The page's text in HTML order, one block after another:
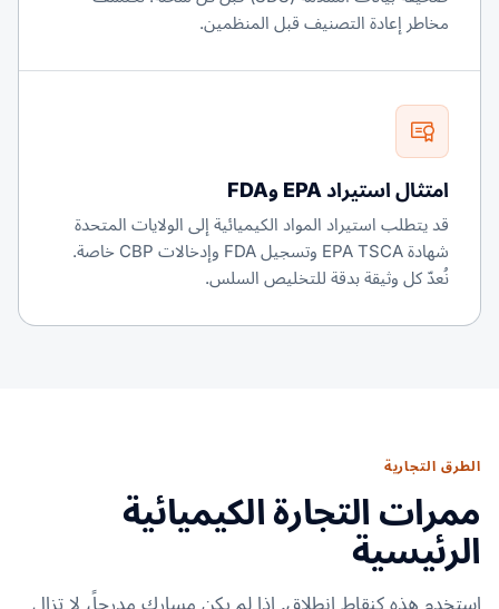
مخاطر إعادة التصنيف قبل المنظمين.
امتثال استيراد EPA وFDA
قد يتطلب استيراد المواد الكيميائية إلى الولايات المتحدة
شهادة EPA TSCA وتسجيل FDA وإدخالات CBP خاصة.
نُعدّ كل وثيقة بدقة للتخليص السلس.
الطرق التجارية
ممرات التجارة الكيميائية
الرئيسية
استخدم هذه كنقاط انطلاق. إذا لم يكن مسارك مدرجاً، لا تزال